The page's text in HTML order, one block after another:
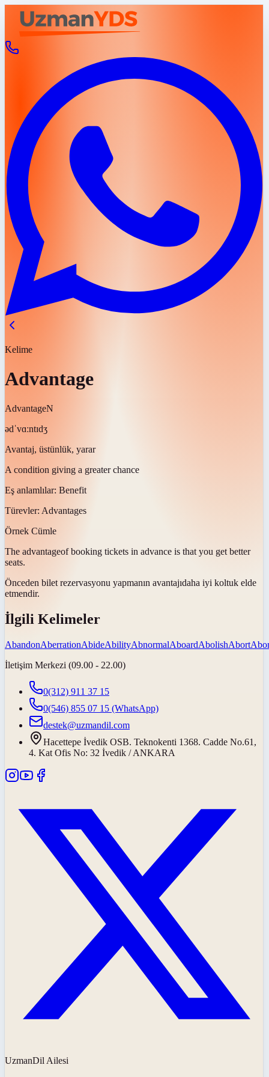
Kelime
Advantage
AdvantageN
ədˈvɑːntɪdʒ
Avantaj, üstünlük, yarar
A condition giving a greater chance
Eş anlamlılar: Benefit
Türevler: Advantages
Örnek Cümle
The advantageof booking tickets in advance is that you get better
seats.
Önceden bilet rezervasyonu yapmanın avantajıdaha iyi koltuk elde
etmendir.
İlgili Kelimeler
AbandonAberrationAbideAbilityAbnormalAboardAbolishAbort
İletişim Merkezi (09.00 - 22.00)
0(312) 911 37 15
0(546) 855 07 15 (WhatsApp)
destek@uzmandil.com
Hacettepe İvedik OSB. Teknokenti 1368. Cadde No.61,
4. Kat Ofis No: 32 İvedik / ANKARA
UzmanDil Ailesi